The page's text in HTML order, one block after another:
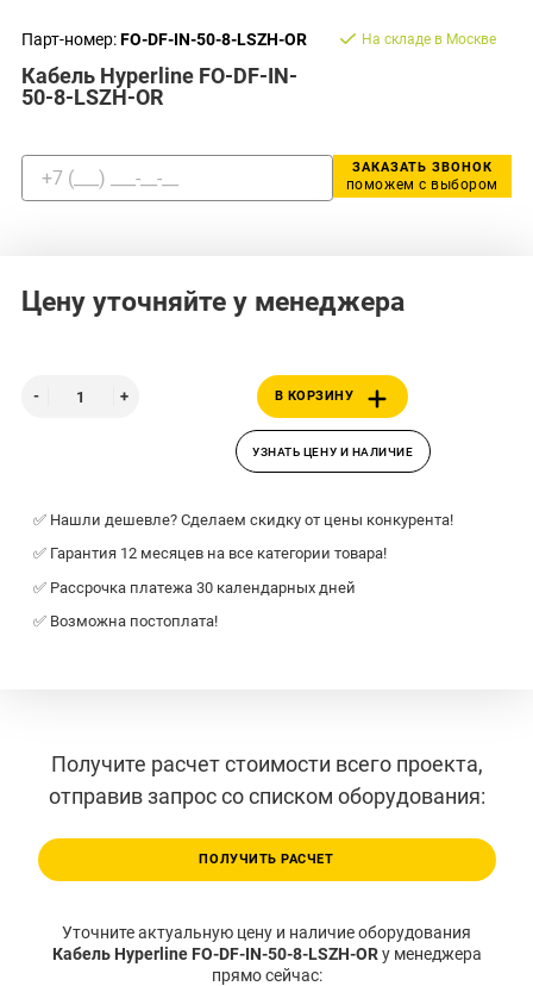
Парт-номер:FO-DF-IN-50-8-LSZH-OR
Кабель Hyperline FO-DF-IN-
50-8-LSZH-OR
На складе в Москве
ЗАКАЗАТЬ ЗВОНОК
поможем с выбором
Цену уточняйте у менеджера
В КОРЗИНУ
УЗНАТЬ ЦЕНУ И НАЛИЧИЕ
✅ Нашли дешевле? Сделаем скидку от цены конкурента!
✅ Гарантия 12 месяцев на все категории товара!
✅ Рассрочка платежа 30 календарных дней
✅ Возможна постоплата!
Получите расчет стоимости всего проекта,
отправив запрос со списком оборудования:
ПОЛУЧИТЬ РАСЧЕТ
Уточните актуальную цену и наличие оборудования
Кабель Hyperline FO-DF-IN-50-8-LSZH-ORу менеджера
прямо сейчас: